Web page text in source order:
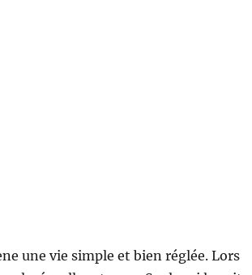
une vie simple et bien réglée. Lors